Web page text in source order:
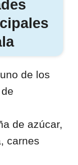
de los
de azúcar,
carnes